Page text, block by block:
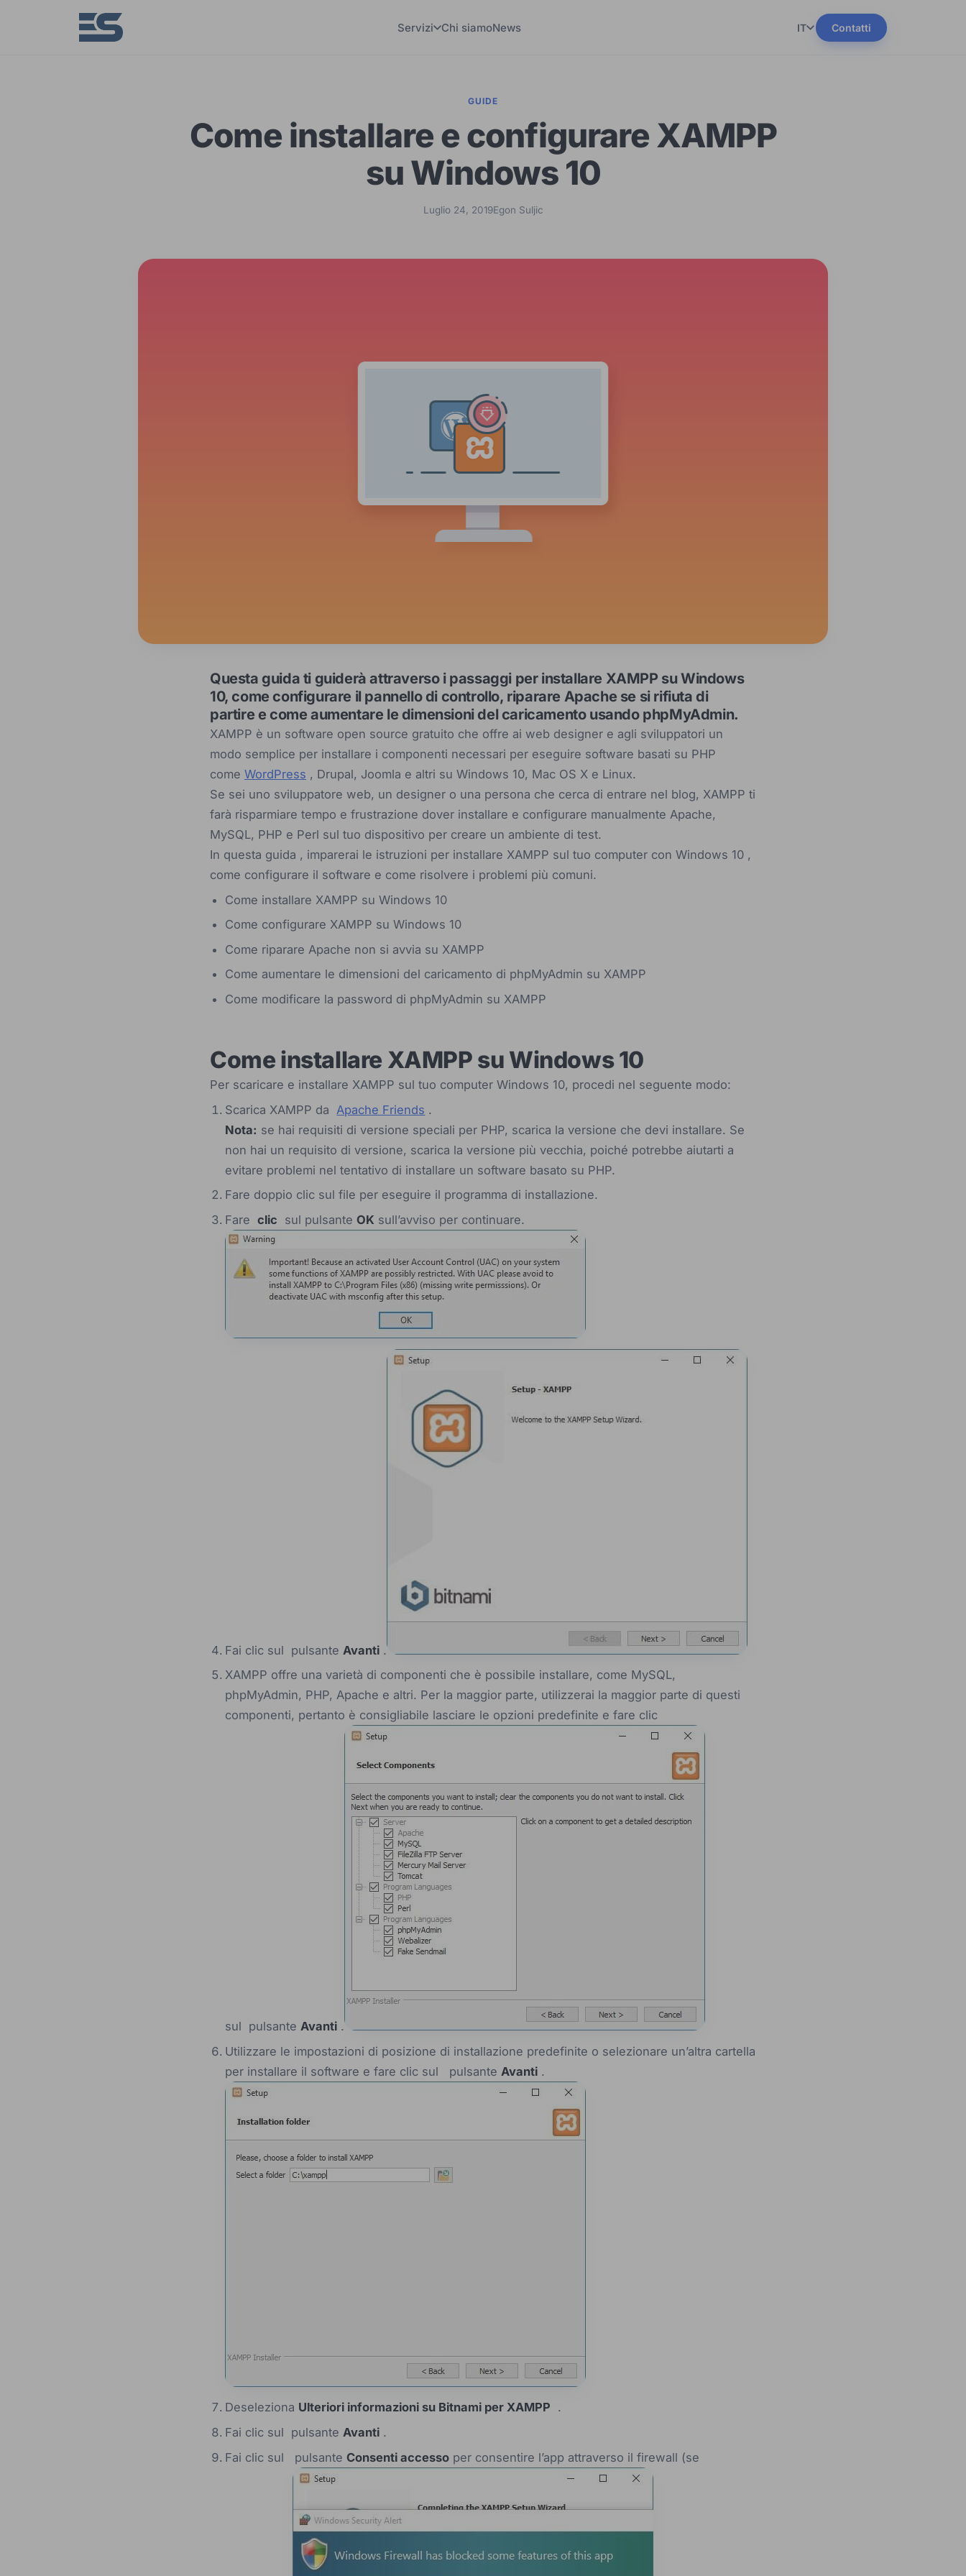
Servizi Chi siamoNews IT Contatti
GUIDE
Come installare e configurare XAMPP
su Windows 10
Luglio 24, 2019Egon Suljic
Questa guida ti guiderà attraverso i passaggi per installare XAMPP su Windows
10, come configurare il pannello di controllo, riparare Apache se si rifiuta di
partire e come aumentare le dimensioni del caricamento usando phpMyAdmin.
XAMPP è un software open source gratuito che offre ai web designer e agli sviluppatori un
modo semplice per installare i componenti necessari per eseguire software basati su PHP
come WordPress , Drupal, Joomla e altri su Windows 10, Mac OS X e Linux.
Se sei uno sviluppatore web, un designer o una persona che cerca di entrare nel blog, XAMPP ti
farà risparmiare tempo e frustrazione dover installare e configurare manualmente Apache,
MySQL, PHP e Perl sul tuo dispositivo per creare un ambiente di test.
In questa guida , imparerai le istruzioni per installare XAMPP sul tuo computer con Windows 10 ,
come configurare il software e come risolvere i problemi più comuni.
Come installare XAMPP su Windows 10
Come configurare XAMPP su Windows 10
Come riparare Apache non si avvia su XAMPP
Come aumentare le dimensioni del caricamento di phpMyAdmin su XAMPP
Come modificare la password di phpMyAdmin su XAMPP
Come installare XAMPP su Windows 10
Per scaricare e installare XAMPP sul tuo computer Windows 10, procedi nel seguente modo:
Scarica XAMPP da Apache Friends .
Nota: se hai requisiti di versione speciali per PHP, scarica la versione che devi installare. Se
non hai un requisito di versione, scarica la versione più vecchia, poiché potrebbe aiutarti a
evitare problemi nel tentativo di installare un software basato su PHP.
Fare doppio clic sul file per eseguire il programma di installazione.
Fareclic sul pulsanteOK sull’avviso per continuare.
Fai clic sul pulsante Avanti .
XAMPP offre una varietà di componenti che è possibile installare, come MySQL,
phpMyAdmin, PHP, Apache e altri. Per la maggior parte, utilizzerai la maggior parte di questi
componenti, pertanto è consigliabile lasciare le opzioni predefinite e fare clic
sul pulsanteAvanti .
Utilizzare le impostazioni di posizione di installazione predefinite o selezionare un’altra cartella
per installare il software e fare clic sul pulsante Avanti .
Deseleziona Ulteriori informazioni su Bitnami per XAMPP .
Fai clic sul pulsante Avanti .
Fai clic sul pulsanteConsenti accesso per consentire l’app attraverso il firewall (se